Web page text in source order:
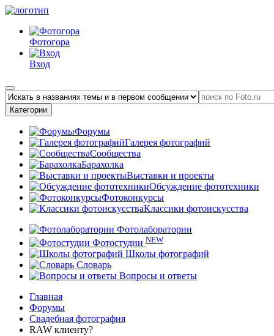
Фотогора
Вход
Категории
Форумы
Галерея фотографий
Сообщества
Барахолка
Выставки и проекты
Обсуждение фототехники
Фотоконкурсы
Классики фотоискусства
Фотолаборатории
Фотостудии NEW
Школы фотографий
Словарь
Вопросы и ответы
Главная
Форумы
Свадебная фотография
RAW клиенту?